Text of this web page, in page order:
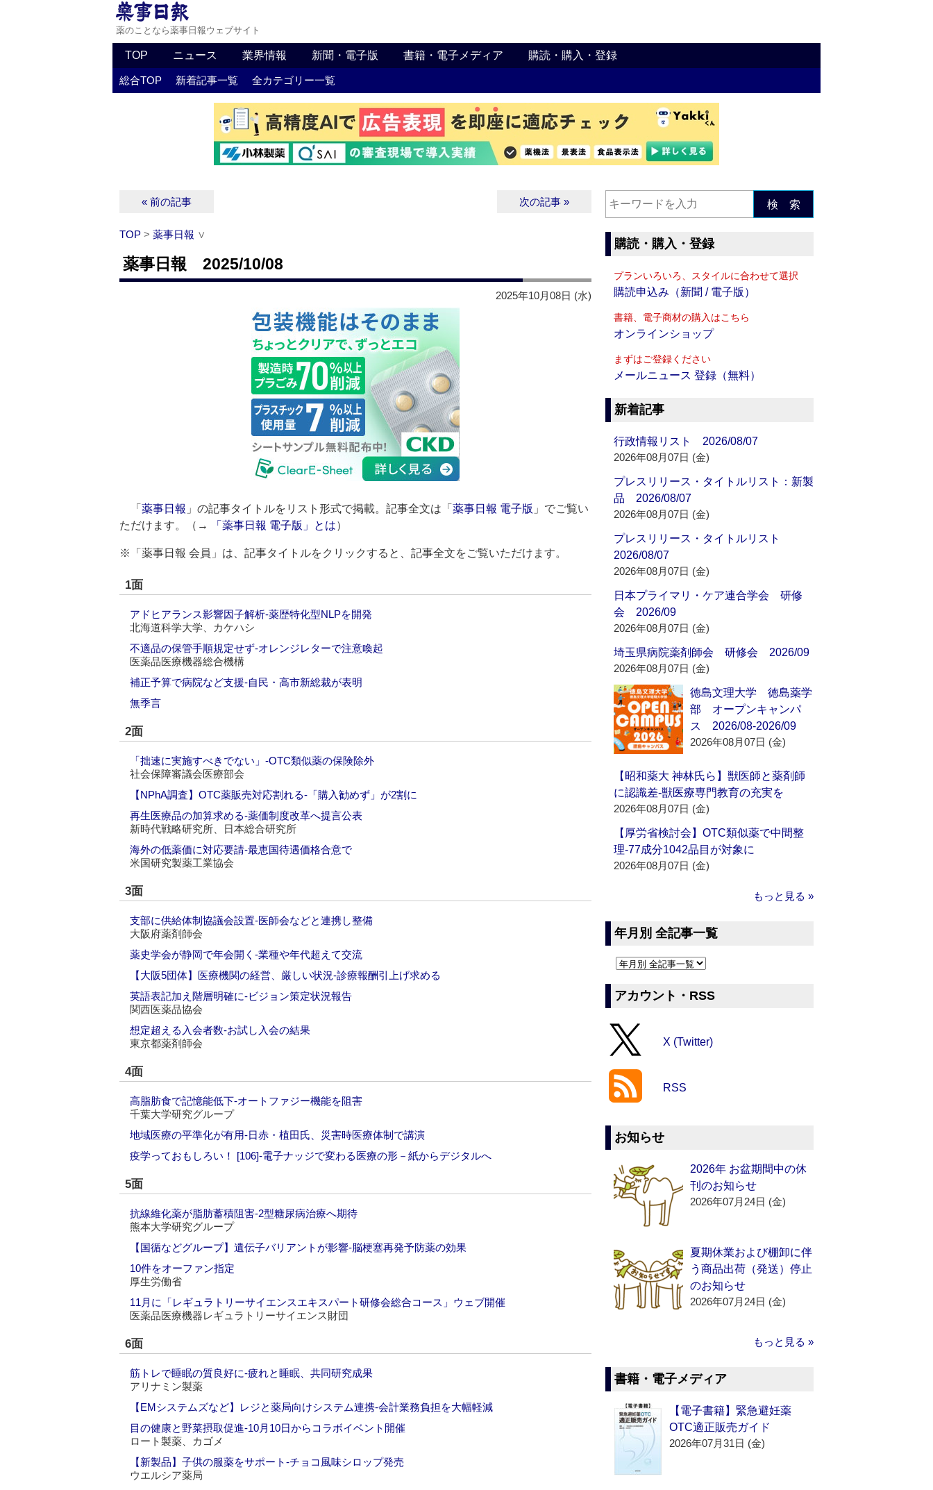
薬のことなら薬事日報ウェブサイト
TOP ニュース 業界情報 新聞・電子版 書籍・電子メディア 購読・購入・登録
総合TOP 新着記事一覧 全カテゴリー一覧
« 前の記事 次の記事 »
TOP > 薬事日報 ∨
薬事日報 2025/10/08
2025年10月08日 (水)
「 薬事日報 」の記事タイトルをリスト形式で掲載。記事全文は「 薬事日報 電子版 」でご覧い
ただけます。（→
「薬事日報 電子版」とは）
※「薬事日報 会員」は、記事タイトルをクリックすると、記事全文をご覧いただけます。
1面
アドヒアランス影響因子解析‐薬歴特化型NLPを開発
北海道科学大学、カケハシ
不適品の保管手順規定せず‐オレンジレターで注意喚起
医薬品医療機器総合機構
補正予算で病院など支援‐自民・高市新総裁が表明
無季言
2面
「拙速に実施すべきでない」‐OTC類似薬の保険除外
社会保障審議会医療部会
【NPhA調査】OTC薬販売対応割れる‐「購入勧めず」が2割に
再生医療品の加算求める‐薬価制度改革へ提言公表
新時代戦略研究所、日本総合研究所
海外の低薬価に対応要請‐最恵国待遇価格合意で
米国研究製薬工業協会
3面
支部に供給体制協議会設置‐医師会などと連携し整備
大阪府薬剤師会
薬史学会が静岡で年会開く‐業種や年代超えて交流
【大阪5団体】医療機関の経営、厳しい状況‐診療報酬引上げ求める
英語表記加え階層明確に‐ビジョン策定状況報告
関西医薬品協会
想定超える入会者数‐お試し入会の結果
東京都薬剤師会
4面
高脂肪食で記憶能低下‐オートファジー機能を阻害
千葉大学研究グループ
地域医療の平準化が有用‐日赤・植田氏、災害時医療体制で講演
疫学っておもしろい！ [106]‐電子ナッジで変わる医療の形－紙からデジタルへ
5面
抗線維化薬が脂肪蓄積阻害‐2型糖尿病治療へ期待
熊本大学研究グループ
【国循などグループ】遺伝子バリアントが影響‐脳梗塞再発予防薬の効果
10件をオーファン指定
厚生労働省
11月に「レギュラトリーサイエンスエキスパート研修会総合コース」ウェブ開催
医薬品医療機器レギュラトリーサイエンス財団
6面
筋トレで睡眠の質良好に‐疲れと睡眠、共同研究成果
アリナミン製薬
【EMシステムズなど】レジと薬局向けシステム連携‐会計業務負担を大幅軽減
目の健康と野菜摂取促進‐10月10日からコラボイベント開催
ロート製薬、カゴメ
【新製品】子供の服薬をサポート‐チョコ風味シロップ発売
ウエルシア薬局
検 索
購読・購入・登録
プランいろいろ、スタイルに合わせて選択
購読申込み（新聞 / 電子版）
書籍、電子商材の購入はこちら
オンラインショップ
まずはご登録ください
メールニュース 登録（無料）
新着記事
行政情報リスト 2026/08/07
2026年08月07日 (金)
プレスリリース・タイトルリスト：新製
品 2026/08/07
2026年08月07日 (金)
プレスリリース・タイトルリスト
2026/08/07
2026年08月07日 (金)
日本プライマリ・ケア連合学会 研修
会 2026/09
2026年08月07日 (金)
埼玉県病院薬剤師会 研修会 2026/09
2026年08月07日 (金)
徳島文理大学 徳島薬学
部 オープンキャンパ
ス 2026/08-2026/09
2026年08月07日 (金)
【昭和薬大 神林氏ら】獣医師と薬剤師
に認識差‐獣医療専門教育の充実を
2026年08月07日 (金)
【厚労省検討会】OTC類似薬で中間整
理‐77成分1042品目が対象に
2026年08月07日 (金)
もっと見る »
年月別 全記事一覧
アカウント・RSS
X (Twitter)
RSS
お知らせ
2026年 お盆期間中の休
刊のお知らせ
2026年07月24日 (金)
夏期休業および棚卸に伴
う商品出荷（発送）停止
のお知らせ
2026年07月24日 (金)
もっと見る »
書籍・電子メディア
【電子書籍】緊急避妊薬
OTC適正販売ガイド
2026年07月31日 (金)